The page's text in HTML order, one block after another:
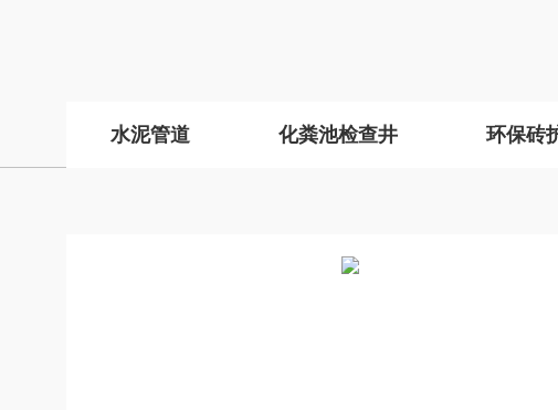
水泥管道 化粪池检查井 环保砖